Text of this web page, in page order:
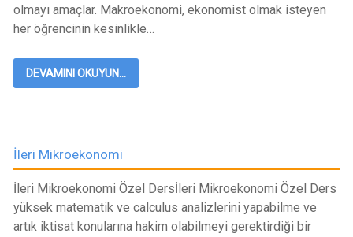
olmayı amaçlar. Makroekonomi, ekonomist olmak isteyen
her öğrencinin kesinlikle…
DEVAMINI OKUYUN...
İleri Mikroekonomi
İleri Mikroekonomi Özel Dersİleri Mikroekonomi Özel Ders
yüksek matematik ve calculus analizlerini yapabilme ve
artık iktisat konularına hakim olabilmeyi gerektirdiği bir